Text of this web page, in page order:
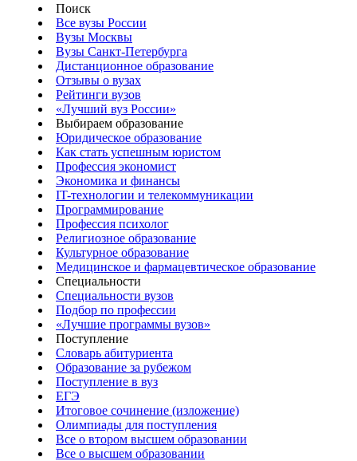
Поиск
Все вузы России
Вузы Москвы
Вузы Санкт-Петербурга
Дистанционное образование
Отзывы о вузах
Рейтинги вузов
«Лучший вуз России»
Выбираем образование
Юридическое образование
Как стать успешным юристом
Профессия экономист
Экономика и финансы
IT-технологии и телекоммуникации
Программирование
Профессия психолог
Религиозное образование
Культурное образование
Медицинское и фармацевтическое образование
Специальности
Специальности вузов
Подбор по профессии
«Лучшие программы вузов»
Поступление
Словарь абитуриента
Образование за рубежом
Поступление в вуз
ЕГЭ
Итоговое сочинение (изложение)
Олимпиады для поступления
Все о втором высшем образовании
Все о высшем образовании